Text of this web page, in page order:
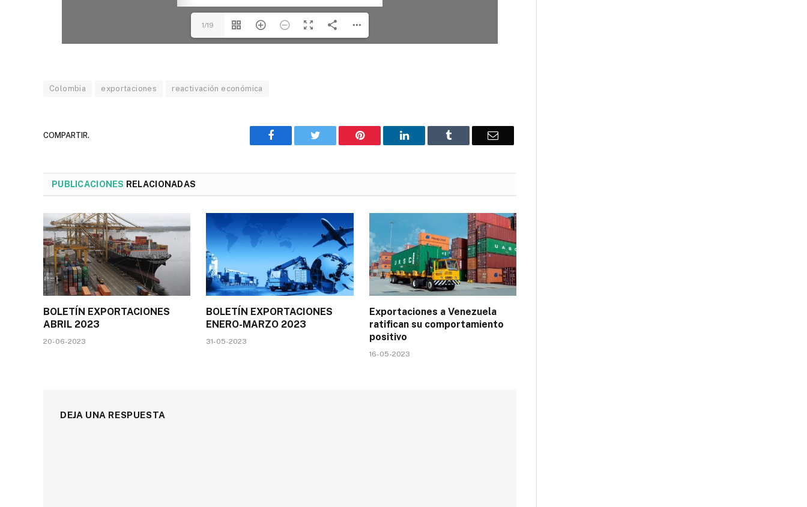
1/19
Colombia exportaciones reactivación económica
COMPARTIR. Facebook Twitter Pinterest LinkedIn Tumblr Correo
PUBLICACIONES RELACIONADAS
BOLETÍN EXPORTACIONES
ABRIL 2023
20-06-2023
BOLETÍN EXPORTACIONES
ENERO-MARZO 2023
31-05-2023
Exportaciones a Venezuela
ratifican su comportamiento
positivo
16-05-2023
DEJA UNA RESPUESTA